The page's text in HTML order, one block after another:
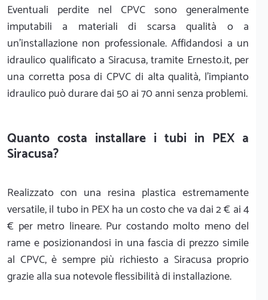
Eventuali perdite nel CPVC sono generalmente
imputabili a materiali di scarsa qualità o a
un'installazione non professionale. Affidandosi a un
idraulico qualificato a Siracusa, tramite Ernesto.it, per
una corretta posa di CPVC di alta qualità, l'impianto
idraulico può durare dai 50 ai 70 anni senza problemi.
Quanto costa installare i tubi in PEX a
Siracusa?
Realizzato con una resina plastica estremamente
versatile, il tubo in PEX ha un costo che va dai 2 € ai 4
€ per metro lineare. Pur costando molto meno del
rame e posizionandosi in una fascia di prezzo simile
al CPVC, è sempre più richiesto a Siracusa proprio
grazie alla sua notevole flessibilità di installazione.